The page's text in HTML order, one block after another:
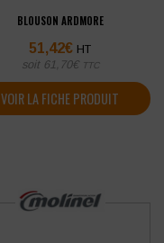
BLOUSON ARDMORE
51,42€ HT
soit 61,70€ TTC
VOIR LA FICHE PRODUIT